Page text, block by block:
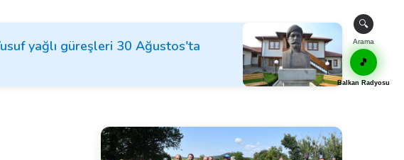
yağlı güreşleri 30 Ağustos'ta
🔍
Arama
🎵
Balkan Radyosu